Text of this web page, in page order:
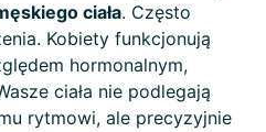
ciała. Często
Kobiety funkcjonują
hormonalnym,
ciała nie podlegają
rytmowi, ale precyzyjnie